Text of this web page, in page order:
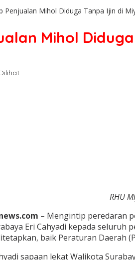
Penjualan Mihol Diduga Tanpa Ijin di
Mihol
RHU
– Mengintip peredaran
Eri Cahyadi kepada
baik Peraturan Daerah
sapaan lekat Walikota